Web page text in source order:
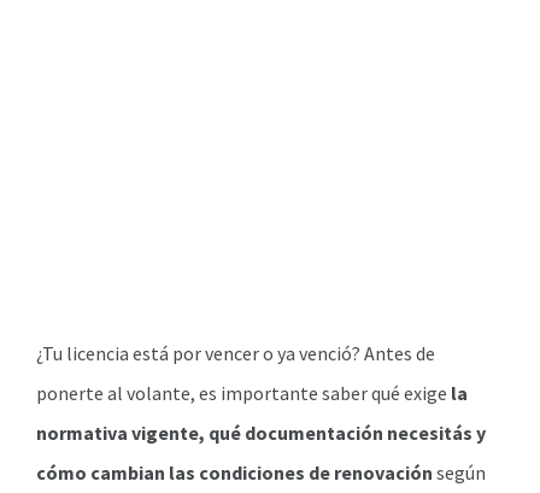
¿Tu licencia está por vencer o ya venció? Antes de
ponerte al volante, es importante saber qué exige la
normativa vigente, qué documentación necesitás y
cómo cambian las condiciones de renovación según